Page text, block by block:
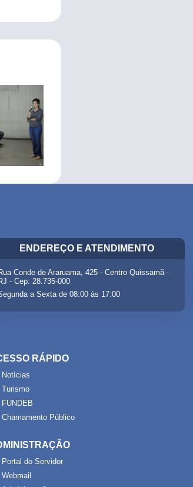
ENDEREÇO E ATENDIMENTO
Conde de Araruama, 425 - Centro Quissamã -
- Cep: 28.735-000
a Sexta de 08:00 às 17:00
RÁPIDO
Notícias
Turismo
FUNDEB
Chamamento Público
Portal do Servidor
Webmail